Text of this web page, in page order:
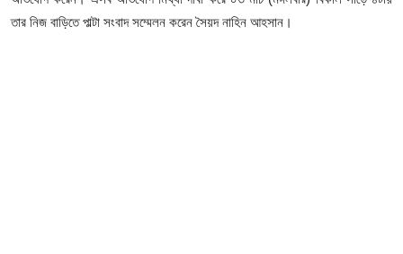
তার নিজ বাড়িতে পাল্টা সংবাদ সম্মেলন করেন সৈয়দ নাহিন আহসান।